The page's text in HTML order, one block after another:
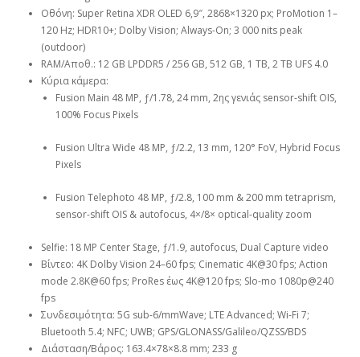
Οθόνη: Super Retina XDR OLED 6,9″, 2868×1320 px; ProMotion 1–
120 Hz; HDR10+; Dolby Vision; Always-On; 3 000 nits peak
(outdoor)
RAM/Αποθ.: 12 GB LPDDR5 / 256 GB, 512 GB, 1 TB, 2 TB UFS 4.0
Κύρια κάμερα:
Fusion Main 48 MP, ƒ/1.78, 24 mm, 2ης γενιάς sensor-shift OIS,
100% Focus Pixels
Fusion Ultra Wide 48 MP, ƒ/2.2, 13 mm, 120° FoV, Hybrid Focus
Pixels
Fusion Telephoto 48 MP, ƒ/2.8, 100 mm & 200 mm tetraprism,
sensor-shift OIS & autofocus, 4×/8× optical-quality zoom
Selfie: 18 MP Center Stage, ƒ/1.9, autofocus, Dual Capture video
Βίντεο: 4K Dolby Vision 24–60 fps; Cinematic 4K@30 fps; Action
mode 2.8K@60 fps; ProRes έως 4K@120 fps; Slo-mo 1080p@240
fps
Συνδεσιμότητα: 5G sub-6/mmWave; LTE Advanced; Wi-Fi 7;
Bluetooth 5.4; NFC; UWB; GPS/GLONASS/Galileo/QZSS/BDS
Διάσταση/Βάρος: 163.4×78×8.8 mm; 233 g